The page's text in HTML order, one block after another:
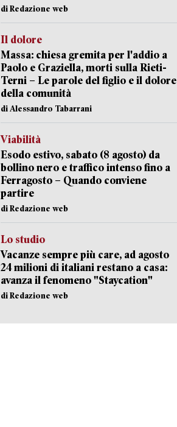
di Redazione web
Il dolore
Massa: chiesa gremita per l'addio a
Paolo e Graziella, morti sulla Rieti-
Terni – Le parole del figlio e il dolore
della comunità
di Alessandro Tabarrani
Viabilità
Esodo estivo, sabato (8 agosto) da
bollino nero e traffico intenso fino a
Ferragosto – Quando conviene
partire
di Redazione web
Lo studio
Vacanze sempre più care, ad agosto
24 milioni di italiani restano a casa:
avanza il fenomeno "Staycation"
di Redazione web